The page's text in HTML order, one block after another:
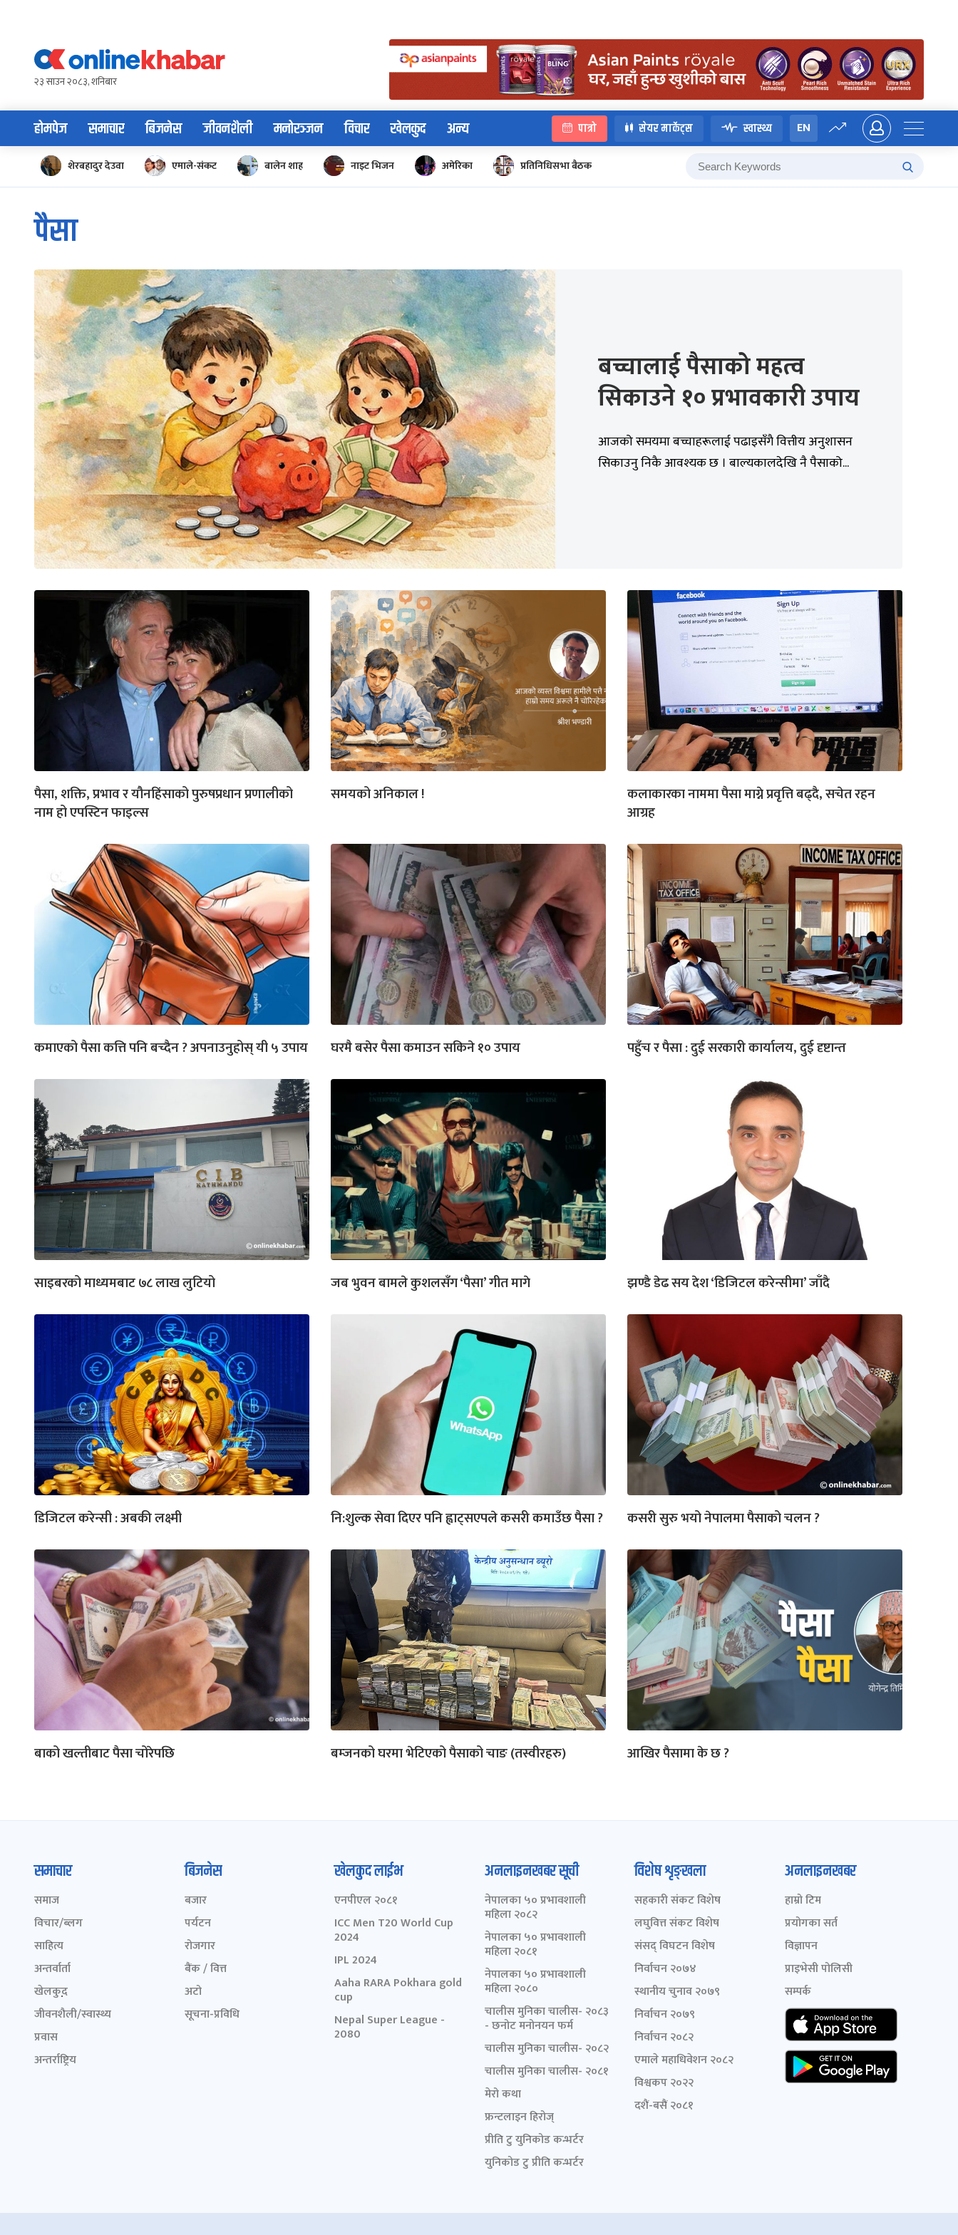
content२३ साउन २०८३, शनिबार
होमपेज समाचार बिजनेस जीवनशैली मनोरञ्जन विचार खेलकुद अन्य पात्रो सेयर मार्केट्स स्वास्थ्य EN
शेरबहादुर देउवा एमाले-संकट बालेन शाह नाइट भिजन अमेरिका प्रतिनिधिसभा बैठक
पैसा
बच्चालाई पैसाको महत्व
सिकाउने १० प्रभावकारी उपाय
आजको समयमा बच्चाहरूलाई पढाइसँगै वित्तीय अनुशासन
सिकाउनु निकै आवश्यक छ । बाल्यकालदेखि नै पैसाको...
पैसा, शक्ति, प्रभाव र यौनहिंसाको पुरुषप्रधान प्रणालीको
नाम हो एपस्टिन फाइल्स
समयको अनिकाल !
कलाकारका नाममा पैसा माग्ने प्रवृत्ति बढ्दै, सचेत रहन
आग्रह
कमाएको पैसा कत्ति पनि बच्दैन ? अपनाउनुहोस् यी ५ उपाय घरमै बसेर पैसा कमाउन सकिने १० उपाय पहुँच र पैसा : दुई सरकारी कार्यालय, दुई दृष्टान्त
साइबरको माध्यमबाट ७८ लाख लुटियो जब भुवन बामले कुशलसँग ‘पैसा’ गीत मागे झण्डै डेढ सय देश ‘डिजिटल करेन्सीमा’ जाँदै
डिजिटल करेन्सी : अबकी लक्ष्मी नि:शुल्क सेवा दिएर पनि ह्वाट्सएपले कसरी कमाउँछ पैसा ? कसरी सुरु भयो नेपालमा पैसाको चलन ?
बाको खल्तीबाट पैसा चोरेपछि बम्जनको घरमा भेटिएको पैसाको चाङ (तस्वीरहरु) आखिर पैसामा के छ ?
समाचार
समाज
विचार/ब्लग
साहित्य
अन्तर्वार्ता
खेलकुद़़
जीवनशैली/स्वास्थ्य
प्रवास
अन्तर्राष्ट्रिय
बिजनेस
बजार
पर्यटन
रोजगार
बैंक / वित्त
अटो
सूचना-प्रविधि
खेलकुद लाईभ
एनपीएल २०८१
ICC Men T20 World Cup
2024
IPL 2024
Aaha RARA Pokhara gold
cup
Nepal Super League -
2080
अनलाइनखबर सूची
नेपालका ५० प्रभावशाली
महिला २०८२
नेपालका ५० प्रभावशाली
महिला २०८१
नेपालका ५० प्रभावशाली
महिला २०८०
चालीस मुनिका चालीस- २०८३
- छनोट मनोनयन फर्म
चालीस मुनिका चालीस- २०८२
चालीस मुनिका चालीस- २०८१
मेरो कथा
फ्रन्टलाइन हिरोज्
प्रीति टु युनिकोड कन्भर्टर
युनिकोड टु प्रीति कन्भर्टर
विशेष शृङ्खला
सहकारी संकट विशेष
लघुवित्त संकट विशेष
संसद् विघटन विशेष
निर्वाचन २०७४
स्थानीय चुनाव २०७९
निर्वाचन २०७९
निर्वाचन २०८२
एमाले महाधिवेशन २०८२
विश्वकप २०२२
दशैं-बसैं २०८१
अनलाइनखबर
हाम्रो टिम
प्रयोगका सर्त
विज्ञापन
प्राइभेसी पोलिसी
सम्पर्क